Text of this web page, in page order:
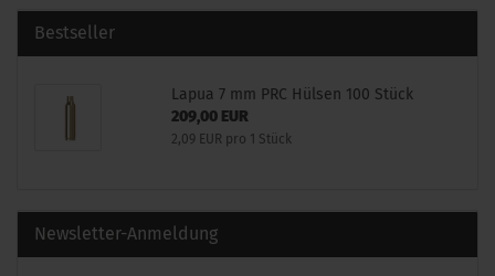
Bestseller
Lapua 7 mm PRC Hülsen 100 Stück
209,00 EUR
2,09 EUR pro 1 Stück
Newsletter-Anmeldung